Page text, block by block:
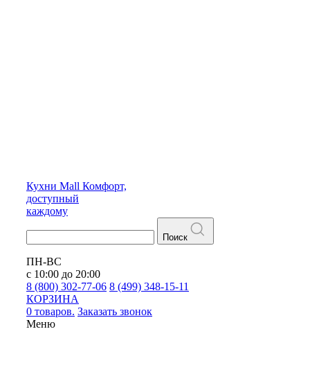
Кухни Mall Комфорт,
доступный
каждому
Поиск
ПН-ВС
с 10:00 до 20:00
8 (800) 302-77-06 8 (499) 348-15-11
КОРЗИНА
0 товаров. Заказать звонок
Меню